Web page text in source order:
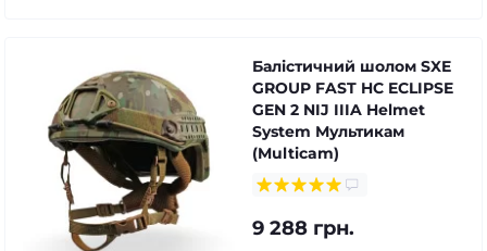
Балістичний шолом SXE
GROUP FAST HC ECLIPSE
GEN 2 NIJ IIIA Helmet
System Мультикам
(Multicam)
9 288 грн.